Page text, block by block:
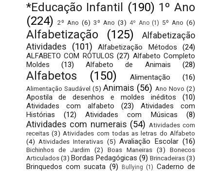
*Educação Infantil (190) 1º Ano
(224) 2º Ano (6) 3º Ano (3) 4º Ano (1) 5º Ano (6)
Alfabetização (125)
Alfabetização
Atividades
(101) Alfabetização Métodos
(24)
ALFABETO COM RÓTULOS (27) Alfabeto Completo
Moldes
(13) Alfabeto de Animais (28)
Alfabetos (150) Alimentação (16)
Alimentação Saudável (5) Animais (56) Ano Novo (2)
Apostila de desenhos e moldes inéditos
(10)
Atividades com alfabeto
(23)
Atividades com
Histórias
(12) Atividades com Músicas (8)
Atividades com numerais (54) Atividades com
receitas (3) Atividades com todas as letras do Alfabeto
(4) Atividades Interativas (5) Avaliação Escolar (16)
Bichinhos de Jardim (2) Boas Maneiras (3)
Bonecos
Articulados (3) Bordas Pedagógicas (9) Brincadeiras(3)
Brinquedos com sucata (9) Bullying (1) Caderno de